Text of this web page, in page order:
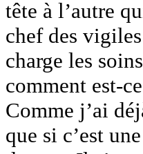
tête à l’autre
chef des
charge les
comment est-
Comme j’ai
que si c’est